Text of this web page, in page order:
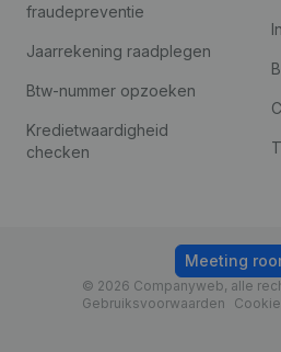
fraudepreventie
Jaarrekening raadplegen
Btw-nummer opzoeken
Kredietwaardigheid
checken
© 2026 Companyweb, alle
Gebruiksvoorwaarden
Meeting